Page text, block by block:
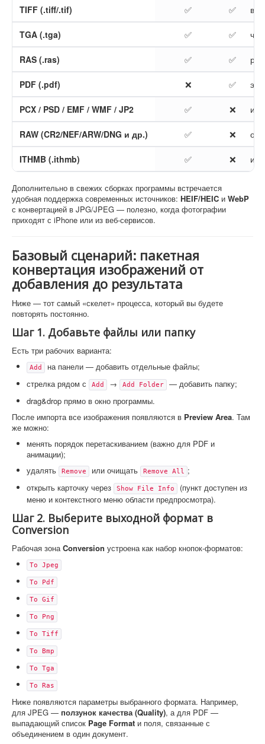
TIFF (.tiff/.tif) ✅ ✅
TGA (.tga) ✅ ✅
RAS (.ras) ✅ ✅
PDF (.pdf) ❌ ✅
PCX / PSD / EMF / WMF / JP2 ✅ ❌
RAW (CR2/NEF/ARW/DNG и др.) ✅ ❌
ITHMB (.ithmb) ✅ ❌
Дополнительно в свежих сборках программы встречается
удобная поддержка современных источников: HEIF/HEIC и WebP
с конвертацией в JPG/JPEG — полезно, когда фотографии
приходят с iPhone или из веб-сервисов.
Базовый сценарий: пакетная
конвертация изображений от
добавления до результата
Ниже — тот самый «скелет» процесса, который вы будете
повторять постоянно.
Шаг 1. Добавьте файлы или папку
Есть три рабочих варианта:
Add
на панели — добавить отдельные файлы;
стрелка рядом с
Add → Add Folder
— добавить папку;
drag&drop прямо в окно программы.
После импорта все изображения появляются в Preview Area. Там
же можно:
менять порядок перетаскиванием (важно для PDF и
анимации);
удалять
Remove или очищать Remove All ;
открыть карточку через
Show File Info
(пункт доступен из
меню и контекстного меню области предпросмотра).
Шаг 2. Выберите выходной формат в
Conversion
Рабочая зона Conversion устроена как набор кнопок-форматов:
To Jpeg
To Pdf
To Gif
To Png
To Tiff
To Bmp
To Tga
To Ras
Ниже появляются параметры выбранного формата. Например,
для JPEG — ползунок качества (Quality), а для PDF —
выпадающий список Page Format и поля, связанные с
объединением в один документ.